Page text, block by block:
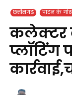
छत्तीसगढ़ पाटन के गोठ
कलेक्टर
प्लॉटिंग